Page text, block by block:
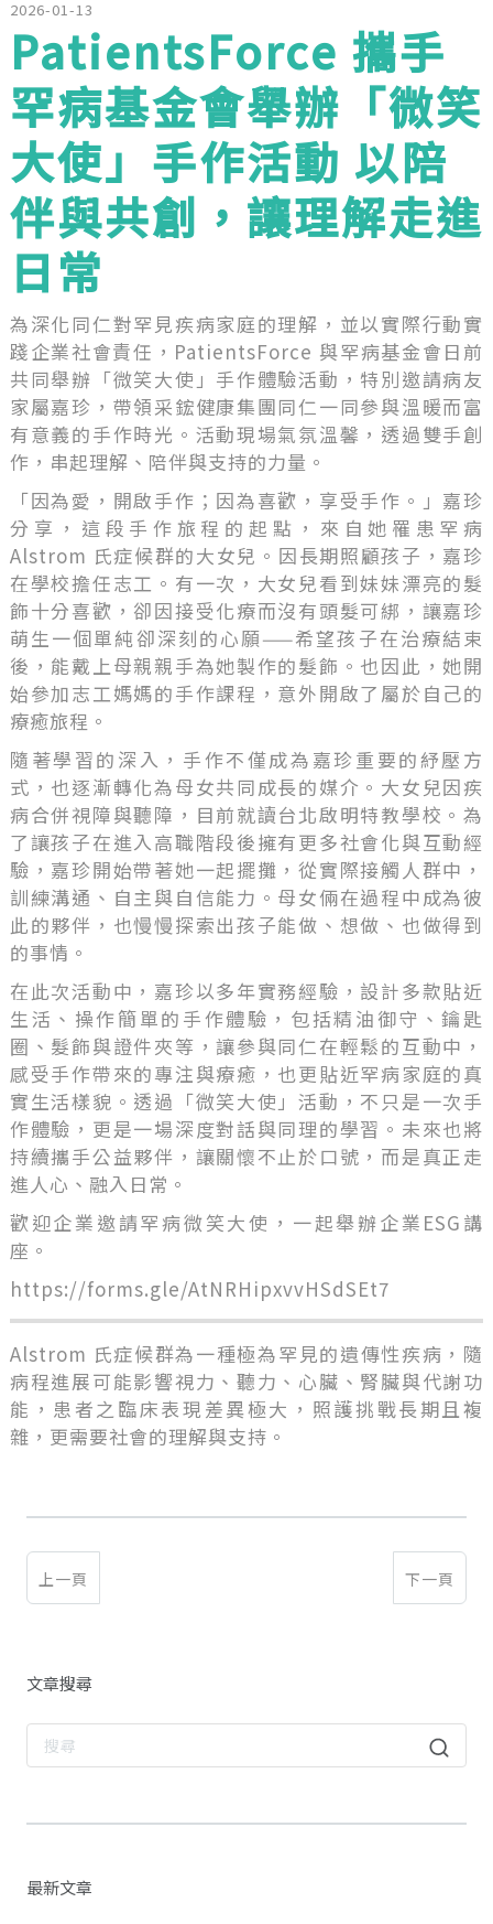
2026-01-13
PatientsForce 攜手
罕病基金會舉辦「微笑
大使」手作活動 以陪
伴與共創，讓理解走進
日常
為深化同仁對罕見疾病家庭的理解，並以實際行動實
踐企業社會責任，PatientsForce 與罕病基金會日前
共同舉辦「微笑大使」手作體驗活動，特別邀請病友
家屬嘉珍，帶領采鋐健康集團同仁一同參與溫暖而富
有意義的手作時光。活動現場氣氛溫馨，透過雙手創
作，串起理解、陪伴與支持的力量。
「因為愛，開啟手作；因為喜歡，享受手作。」嘉珍
分享，這段手作旅程的起點，來自她罹患罕病
Alstrom 氏症候群的大女兒。因長期照顧孩子，嘉珍
在學校擔任志工。有一次，大女兒看到妹妹漂亮的髮
飾十分喜歡，卻因接受化療而沒有頭髮可綁，讓嘉珍
萌生一個單純卻深刻的心願——希望孩子在治療結束
後，能戴上母親親手為她製作的髮飾。也因此，她開
始參加志工媽媽的手作課程，意外開啟了屬於自己的
療癒旅程。
隨著學習的深入，手作不僅成為嘉珍重要的紓壓方
式，也逐漸轉化為母女共同成長的媒介。大女兒因疾
病合併視障與聽障，目前就讀台北啟明特教學校。為
了讓孩子在進入高職階段後擁有更多社會化與互動經
驗，嘉珍開始帶著她一起擺攤，從實際接觸人群中，
訓練溝通、自主與自信能力。母女倆在過程中成為彼
此的夥伴，也慢慢探索出孩子能做、想做、也做得到
的事情。
在此次活動中，嘉珍以多年實務經驗，設計多款貼近
生活、操作簡單的手作體驗，包括精油御守、鑰匙
圈、髮飾與證件夾等，讓參與同仁在輕鬆的互動中，
感受手作帶來的專注與療癒，也更貼近罕病家庭的真
實生活樣貌。透過「微笑大使」活動，不只是一次手
作體驗，更是一場深度對話與同理的學習。未來也將
持續攜手公益夥伴，讓關懷不止於口號，而是真正走
進人心、融入日常。
歡迎企業邀請罕病微笑大使，一起舉辦企業ESG講
座。
https://forms.gle/AtNRHipxvvHSdSEt7
Alstrom 氏症候群為一種極為罕見的遺傳性疾病，隨
病程進展可能影響視力、聽力、心臟、腎臟與代謝功
能，患者之臨床表現差異極大，照護挑戰長期且複
雜，更需要社會的理解與支持。
上一頁 下一頁
文章搜尋
最新文章